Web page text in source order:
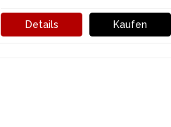
Details Kaufen